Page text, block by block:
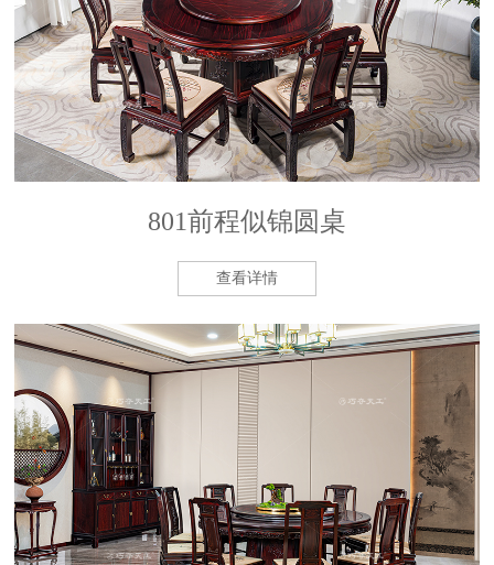
801前程似锦圆桌
查看详情